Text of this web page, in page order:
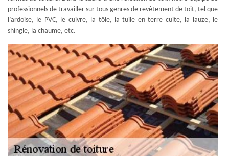
professionnels de travailler sur tous genres de revêtement de toit, tel que
l’ardoise, le PVC, le cuivre, la tôle, la tuile en terre cuite, la lauze, le
shingle, la chaume, etc.